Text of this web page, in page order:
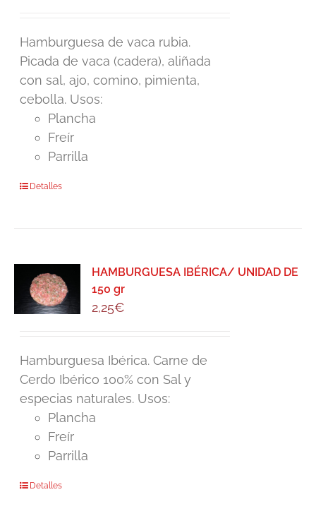
Hamburguesa de vaca rubia.
Picada de vaca (cadera), aliñada
con sal, ajo, comino, pimienta,
cebolla. Usos:
Plancha
Freír
Parrilla
Detalles
HAMBURGUESA IBÉRICA/ UNIDAD DE
150 gr
2,25€
Hamburguesa Ibérica. Carne de
Cerdo Ibérico 100% con Sal y
especias naturales. Usos:
Plancha
Freír
Parrilla
Detalles